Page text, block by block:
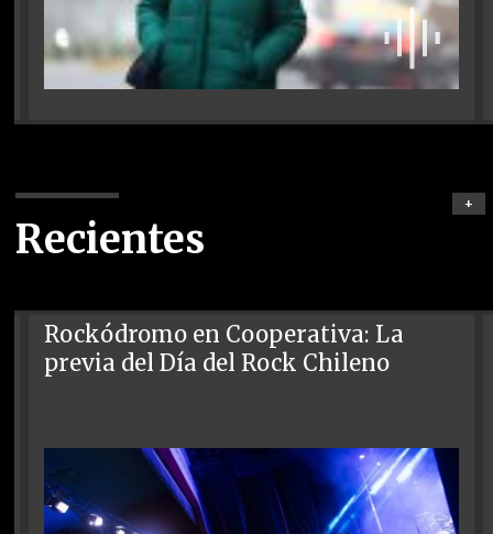
Recientes
+
Rockódromo en Cooperativa: La
previa del Día del Rock Chileno